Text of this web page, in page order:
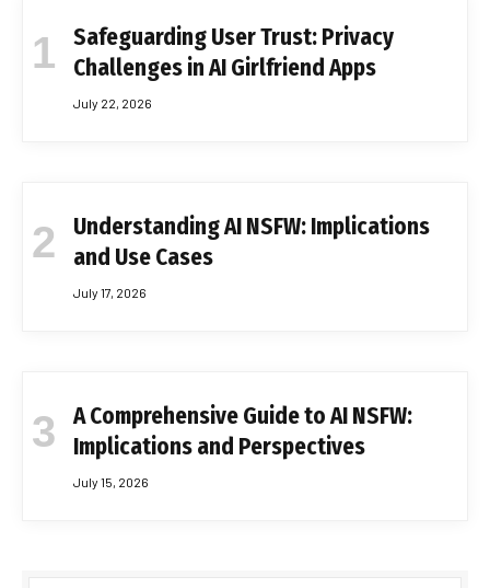
Safeguarding User Trust: Privacy
Challenges in AI Girlfriend Apps
July 22, 2026
Understanding AI NSFW: Implications
and Use Cases
July 17, 2026
A Comprehensive Guide to AI NSFW:
Implications and Perspectives
July 15, 2026